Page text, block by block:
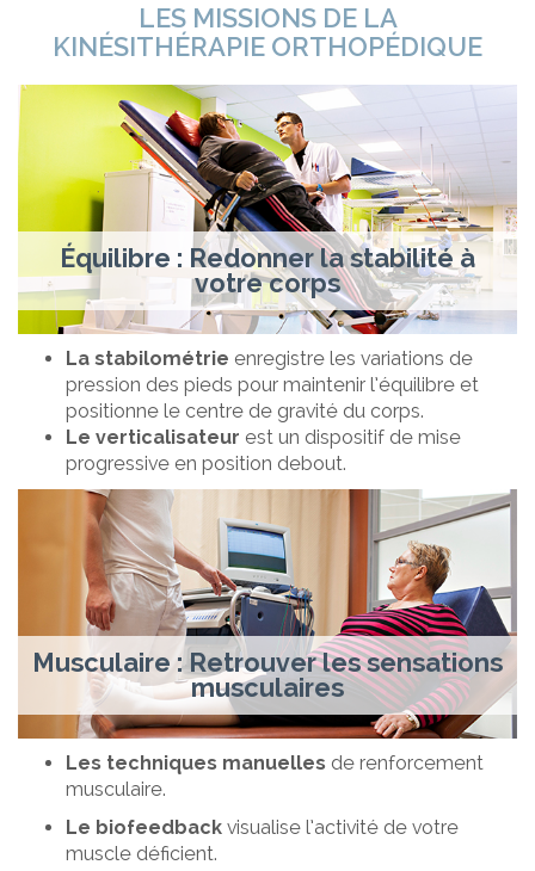
LES MISSIONS DE LA
KINÉSITHÉRAPIE ORTHOPÉDIQUE
Équilibre : Redonner la stabilité à
votre corps
La stabilométrie enregistre les variations de
pression des pieds pour maintenir l’équilibre et
positionne le centre de gravité du corps.
Le verticalisateur est un dispositif de mise
progressive en position debout.
Musculaire : Retrouver les sensations
musculaires
Les techniques manuelles de renforcement
musculaire.
Le biofeedback visualise l’activité de votre
muscle déficient.